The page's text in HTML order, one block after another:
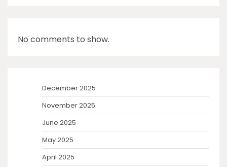
No comments to show.
December 2025
November 2025
June 2025
May 2025
April 2025